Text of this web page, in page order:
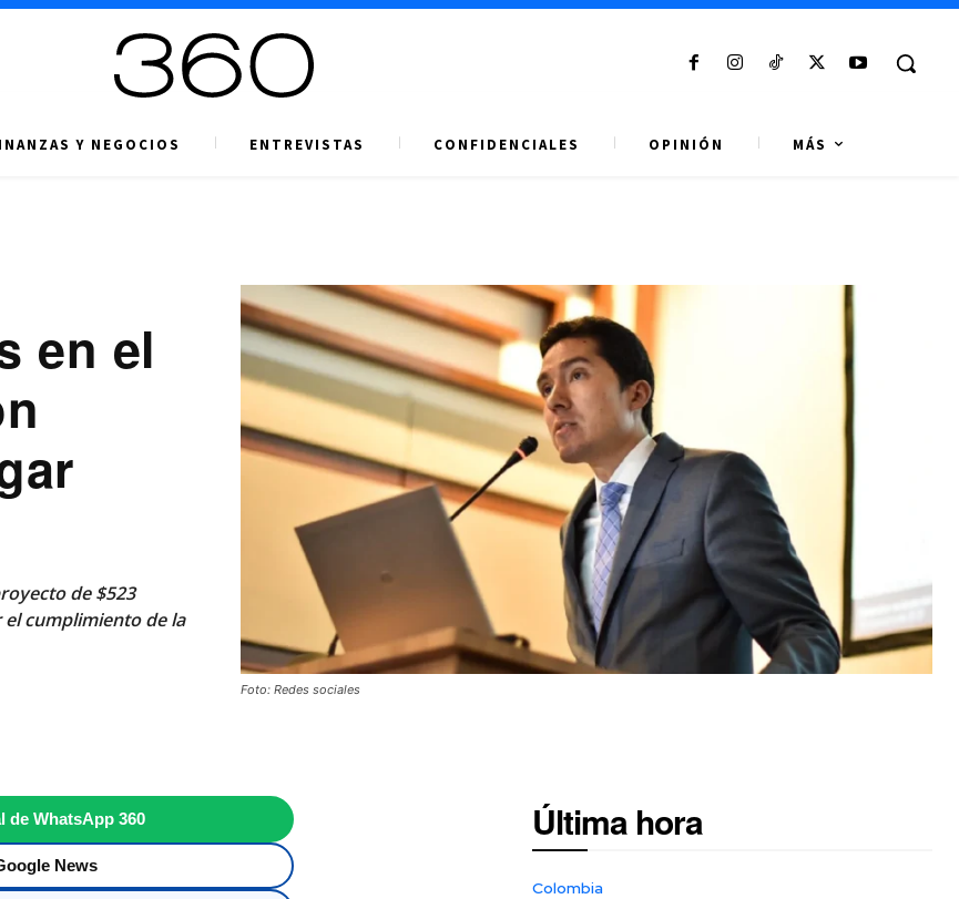
Y NEGOCIOS ENTREVISTAS CONFIDENCIALES OPINIÓN MÁS
en el
de $523
cumplimiento de la
Foto: Redes sociales
de WhatsApp 360
News
Última hora
Colombia